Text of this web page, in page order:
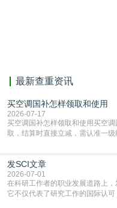
最新查重资讯
买空调国补怎样领取和使用
2026-07-17
买空调国补怎样领取和使用买空
取，结算时直接立减‌，需认准一
能领到补贴首选‌京东APP‌搜索专
4949】等，口令会随活动更新，
复制粘贴【8$FKFGgJq
发SCI文章
2026-07-01
在科研工作者的职业发展道路上
它不仅代表了研究工作的国际认